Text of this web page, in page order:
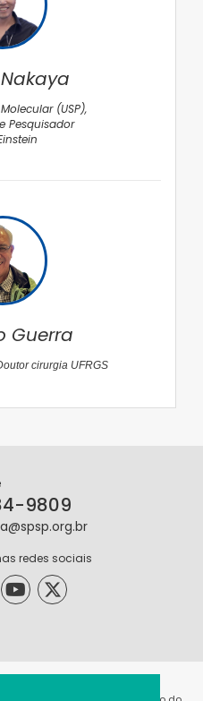
(USP),
Pesquisador
Guerra
cirurgia UFRGS
9809
redes sociais